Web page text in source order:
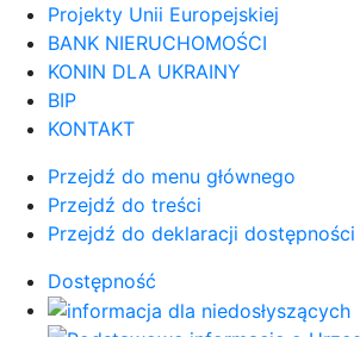
Projekty Unii Europejskiej
BANK NIERUCHOMOŚCI
KONIN DLA UKRAINY
BIP
KONTAKT
Przejdź do menu głównego
Przejdź do treści
Przejdź do deklaracji dostępności
Dostępność